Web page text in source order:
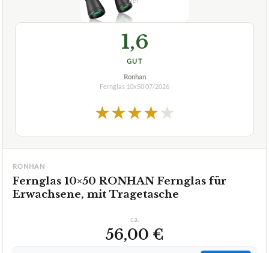
1,6
GUT
Ronhan
Fernglas 10x5007/2026
★★★★★
RONHAN
Fernglas 10×50 RONHAN Fernglas für
Erwachsene, mit Tragetasche
ca.
56,00 €